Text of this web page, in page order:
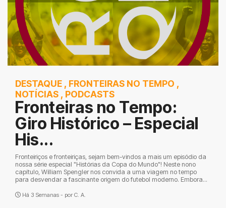
DESTAQUE , FRONTEIRAS NO TEMPO ,
NOTÍCIAS , PODCASTS
Fronteiras no Tempo:
Giro Histórico – Especial
His...
Fronteiriços e fronteiriças, sejam bem-vindos a mais um episódio da
nossa série especial "Histórias da Copa do Mundo"! Neste nono
capítulo, William Spengler nos convida a uma viagem no tempo
para desvendar a fascinante origem do futebol moderno. Embora...
Há 3 Semanas - por C. A.